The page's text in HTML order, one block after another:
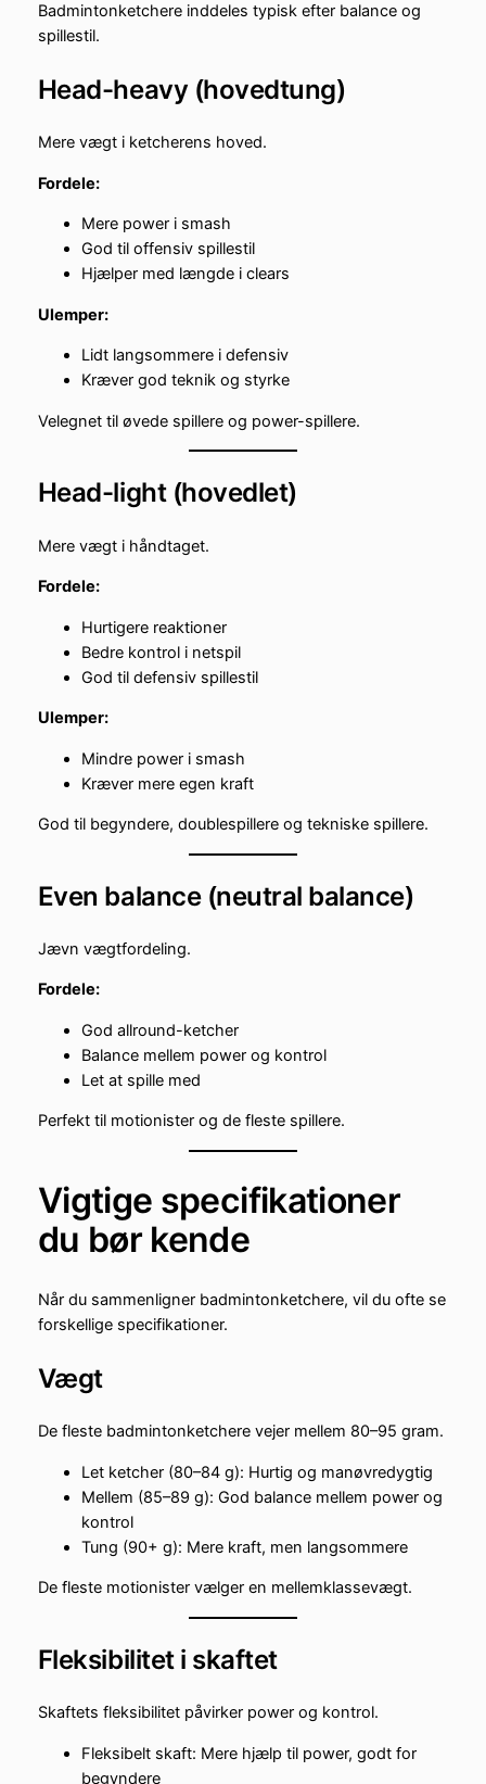
Badmintonketchere inddeles typisk efter balance og
spillestil.
Head-heavy (hovedtung)
Mere vægt i ketcherens hoved.
Fordele:
Mere power i smash
God til offensiv spillestil
Hjælper med længde i clears
Ulemper:
Lidt langsommere i defensiv
Kræver god teknik og styrke
Velegnet til øvede spillere og power-spillere.
Head-light (hovedlet)
Mere vægt i håndtaget.
Fordele:
Hurtigere reaktioner
Bedre kontrol i netspil
God til defensiv spillestil
Ulemper:
Mindre power i smash
Kræver mere egen kraft
God til begyndere, doublespillere og tekniske spillere.
Even balance (neutral balance)
Jævn vægtfordeling.
Fordele:
God allround-ketcher
Balance mellem power og kontrol
Let at spille med
Perfekt til motionister og de fleste spillere.
Vigtige specifikationer
du bør kende
Når du sammenligner badmintonketchere, vil du ofte se
forskellige specifikationer.
Vægt
De fleste badmintonketchere vejer mellem 80–95 gram.
Let ketcher (80–84 g): Hurtig og manøvredygtig
Mellem (85–89 g): God balance mellem power og
kontrol
Tung (90+ g): Mere kraft, men langsommere
De fleste motionister vælger en mellemklassevægt.
Fleksibilitet i skaftet
Skaftets fleksibilitet påvirker power og kontrol.
Fleksibelt skaft: Mere hjælp til power, godt for
begyndere